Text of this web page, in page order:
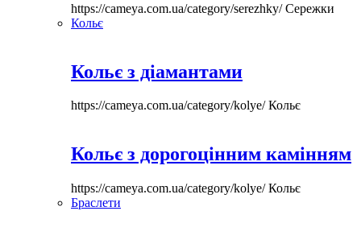
https://cameya.com.ua/category/serezhky/Сережки
Кольє
Кольє з діамантами
https://cameya.com.ua/category/kolye/Кольє
Кольє з дорогоцінним камінням
https://cameya.com.ua/category/kolye/Кольє
Браслети